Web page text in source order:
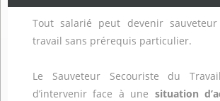
Tout salarié peut devenir
travail sans prérequis particulier.
Le Sauveteur Secouriste du
d’intervenir face à une situation